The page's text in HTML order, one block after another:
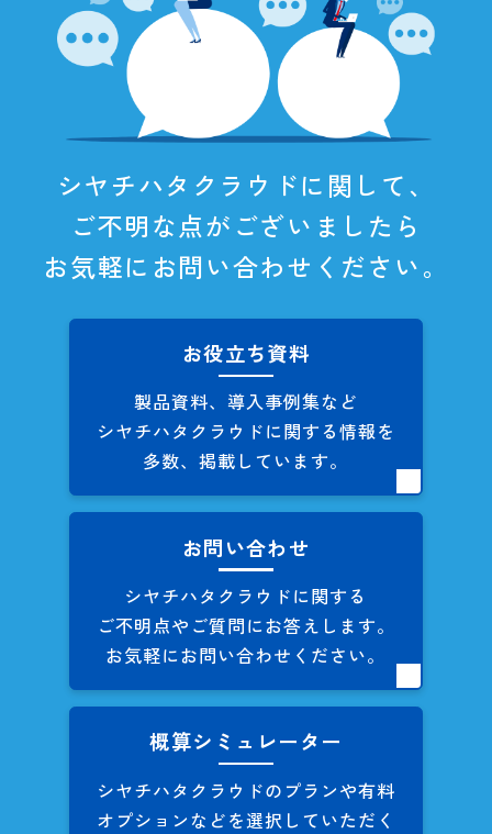
シヤチハタクラウドに関して、
ご不明な点がございましたら
お気軽にお問い合わせください。
お役立ち資料
製品資料、導入事例集など
シヤチハタクラウドに関する情報を
多数、掲載しています。
お問い合わせ
シヤチハタクラウドに関する
ご不明点やご質問にお答えします。
お気軽にお問い合わせください。
概算シミュレーター
シヤチハタクラウドのプランや有料
オプションなどを選択していただく